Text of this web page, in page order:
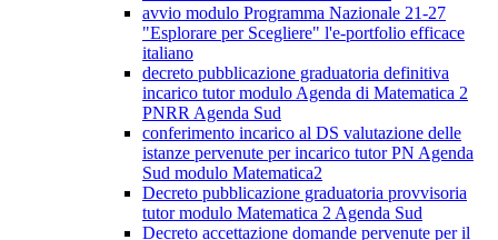
avvio modulo Programma Nazionale 21-27
"Esplorare per Scegliere" l'e-portfolio efficace
italiano
decreto pubblicazione graduatoria definitiva
incarico tutor modulo Agenda di Matematica 2
PNRR Agenda Sud
conferimento incarico al DS valutazione delle
istanze pervenute per incarico tutor PN Agenda
Sud modulo Matematica2
Decreto pubblicazione graduatoria provvisoria
tutor modulo Matematica 2 Agenda Sud
Decreto accettazione domande pervenute per il